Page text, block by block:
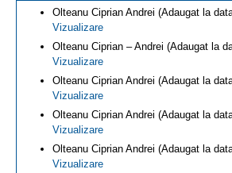
Olteanu Ciprian Andrei (Adaugat la
Vizualizare
Olteanu Ciprian – Andrei (Adaugat la
Vizualizare
Olteanu Ciprian Andrei (Adaugat la
Vizualizare
Olteanu Ciprian Andrei (Adaugat la
Vizualizare
Olteanu Ciprian Andrei (Adaugat la
Vizualizare